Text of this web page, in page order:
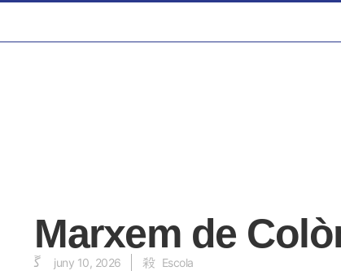
Marxem de
juny 10, 2026 Escola